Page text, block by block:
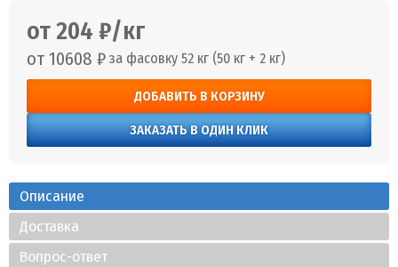
от 204 ₽/кг
от 10608 ₽ за фасовку 52 кг (50 кг + 2 кг)
ДОБАВИТЬ В КОРЗИНУ
ЗАКАЗАТЬ В ОДИН КЛИК
Описание
Доставка
Вопрос-ответ